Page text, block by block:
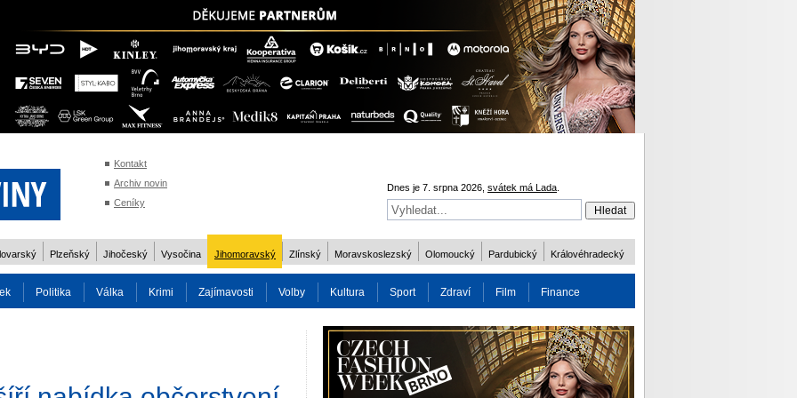
Kontakt
Archiv novin
Ceníky
Dnes je 7. srpna 2026, svátek má Lada
Plzeňský Jihočeský Vysočina Jihomoravský Zlínský Moravskoslezský Olomoucký Pardubický Královéhradecký
Politika Válka Krimi Zajímavosti Volby Kultura Sport Zdraví Film Finance
Charita Osobnost Více ODM 2016